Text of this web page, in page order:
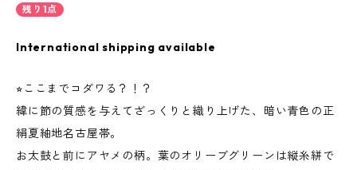
残り1点
International shipping available
⭐︎ここまでコダワる？！？
緯に節の質感を与えてざっくりと織り上げた、暗い青色の正
絹夏紬地名古屋帯。
お太鼓と前にアヤメの柄。葉のオリーブグリーンは縦糸絣で